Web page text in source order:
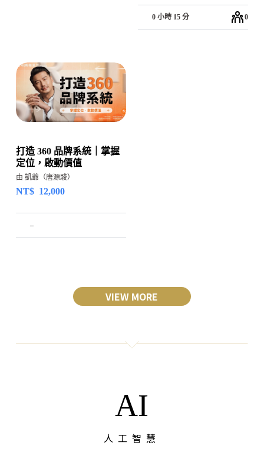
0 小時 15 分 0
打造 360 品牌系統｜掌握
定位，啟動價值
由 凱爺（唐源駿）
NT$ 12,000
–
VIEW MORE
AI
人工智慧